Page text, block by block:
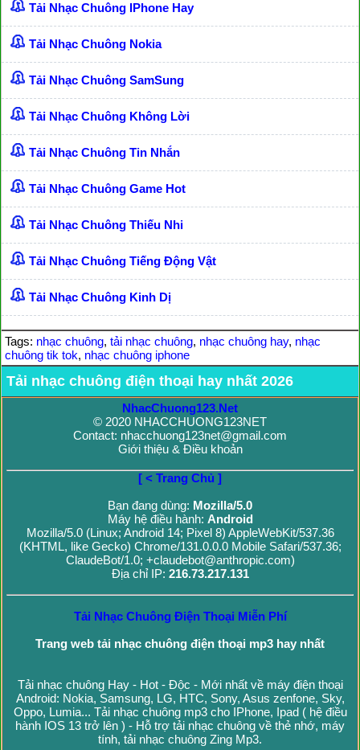
Tải Nhạc Chuông IPhone Hay
Tải Nhạc Chuông Nokia
Tải Nhạc Chuông SamSung
Tải Nhạc Chuông Không Lời
Tải Nhạc Chuông Tin Nhắn
Tải Nhạc Chuông Game Hot
Tải Nhạc Chuông Thiếu Nhi
Tải Nhạc Chuông Tiếng Động Vật
Tải Nhạc Chuông Kinh Dị
Tags: nhạc chuông, tải nhạc chuông, nhạc chuông hay, nhạc
chuông tik tok, nhạc chuông iphone
Tải nhạc chuông điện thoại hay nhất 2026
NhacChuong123.Net
© 2020 NHACCHUONG123NET
Contact: nhacchuong123net@gmail.com
Giới thiệu & Điều khoản
[ < Trang Chủ ]
Bạn đang dùng: Mozilla/5.0
Máy hệ điều hành: Android
Mozilla/5.0 (Linux; Android 14; Pixel 8) AppleWebKit/537.36
(KHTML, like Gecko) Chrome/131.0.0.0 Mobile Safari/537.36;
ClaudeBot/1.0; +claudebot@anthropic.com)
Địa chỉ IP: 216.73.217.131
Tải Nhạc Chuông Điện Thoại Miễn Phí
Trang web tải nhạc chuông điện thoại mp3 hay nhất
Tải nhạc chuông Hay - Hot - Độc - Mới nhất về máy điện thoại
Android: Nokia, Samsung, LG, HTC, Sony, Asus zenfone, Sky,
Oppo, Lumia... Tải nhạc chuông mp3 cho IPhone, Ipad ( hệ điều
hành IOS 13 trở lên ) - Hỗ trợ tải nhạc chuông về thẻ nhớ, máy
tính, tải nhạc chuông Zing Mp3.